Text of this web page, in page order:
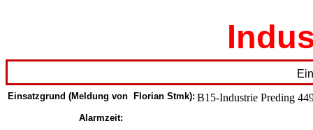
Einsatzgrund (Meldung von Florian Stmk): B15-Industrie Preding
Alarmzeit: